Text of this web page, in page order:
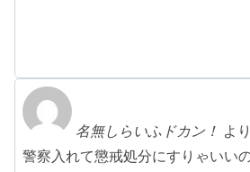
名無しらいふドカン！ よ
警察入れて懲戒処分にすりゃいい